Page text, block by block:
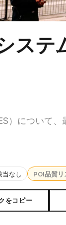
ステ
）について
当なし POI品質リ
をコピー